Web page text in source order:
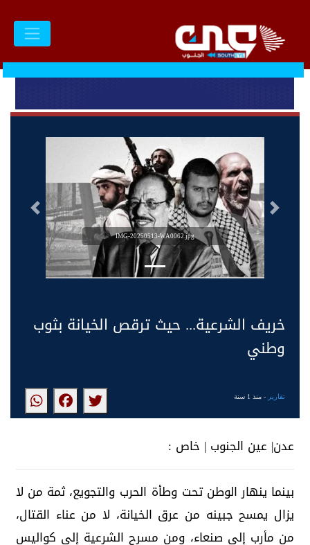
IMG-20250513-WA0062.jpg
التالى السابق
خريف الشرعية... حيث ترقص الخيانة بثوب
وطني
تقارير - منذ 1 سنة
عدن| عين الجنوب | خاص :
بينما ينهار الوطن تحت وطأة الحرب والتجويع، ثمة من لا
يزال يمسح جبينه من عرق الخيانة، لا من عناء القتال،
من مأرب إلى صنعاء، ومن مسرح الشرعية إلى كواليس